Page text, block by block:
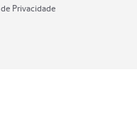
Privacidade